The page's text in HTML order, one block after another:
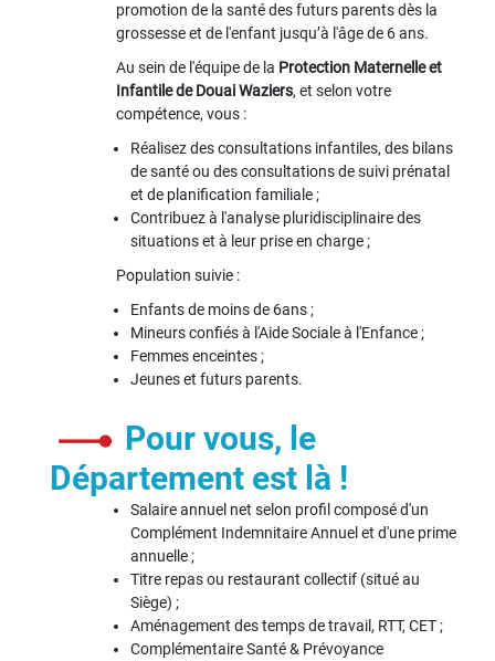
promotion de la santé des futurs parents dès la
grossesse et de l'enfant jusqu’à l'âge de 6 ans.
Au sein de l'équipe de la Protection Maternelle et
Infantile de Douai Waziers, et selon votre
compétence, vous :
Réalisez des consultations infantiles, des bilans
de santé ou des consultations de suivi prénatal
et de planification familiale ;
Contribuez à l'analyse pluridisciplinaire des
situations et à leur prise en charge ;
Population suivie :
Enfants de moins de 6ans ;
Mineurs confiés à l'Aide Sociale à l'Enfance ;
Femmes enceintes ;
Jeunes et futurs parents.
Pour vous, le
Département est là !
Salaire annuel net selon profil composé d'un
Complément Indemnitaire Annuel et d'une prime
annuelle ;
Titre repas ou restaurant collectif (situé au
Siège) ;
Aménagement des temps de travail, RTT, CET ;
Complémentaire Santé & Prévoyance